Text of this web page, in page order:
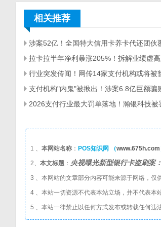
相关推荐
支付机构"内鬼"被揪出！涉案6.8亿巨额骗
1 、 本网站名称 ： POS知识网 （www.675h.com
2、 本文标题 ： 央视曝光新型银行卡盗刷案
3 、本网站的文章部分内容可能来源于网络，仅
4 、本站一切资源不代表本站立场，并不代表本
5 、本站一律禁止以任何方式发布或转载任何违